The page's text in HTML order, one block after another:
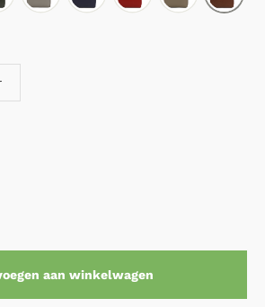
aan winkelwagen